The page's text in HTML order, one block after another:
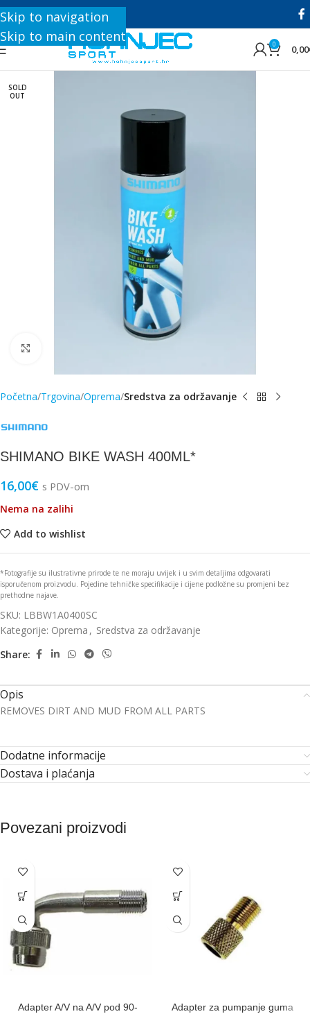
Skip to navigation
Skip to main content
+385 1 8896 200
0 0,00
SOLD
OUT
Početna Trgovina Oprema Sredstva za održavanje
SHIMANO BIKE WASH 400ML*
16,00€ s PDV-om
Nema na zalihi
Add to wishlist
*Fotografije su ilustrativne prirode te ne moraju uvijek i u svim detaljima odgovarati
isporučenom proizvodu. Pojedine tehničke specifikacije i cijene podložne su promjeni bez
prethodne najave.
SKU: LBBW1A0400SC
Kategorije: Oprema , Sredstva za održavanje
Share:
Opis
REMOVES DIRT AND MUD FROM ALL PARTS
Dodatne informacije
Dostava i plaćanja
Povezani proizvodi
Adapter A/V na A/V pod 90-
Adapter za pumpanje guma